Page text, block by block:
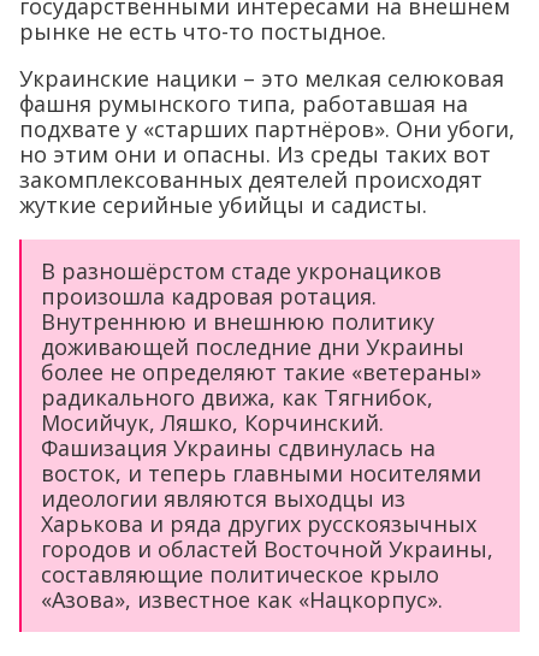
рынке не есть что-то постыдное.
Украинские нацики – это мелкая селюковая
фашня румынского типа, работавшая на
подхвате у «старших партнёров». Они убоги,
но этим они и опасны. Из среды таких вот
закомплексованных деятелей происходят
жуткие серийные убийцы и садисты.
В разношёрстом стаде укронациков
произошла кадровая ротация.
Внутреннюю и внешнюю политику
доживающей последние дни Украины
более не определяют такие «ветераны»
радикального движа, как Тягнибок,
Мосийчук, Ляшко, Корчинский.
Фашизация Украины сдвинулась на
восток, и теперь главными носителями
идеологии являются выходцы из
Харькова и ряда других русскоязычных
городов и областей Восточной Украины,
составляющие политическое крыло
«Азова», известное как «Нацкорпус».